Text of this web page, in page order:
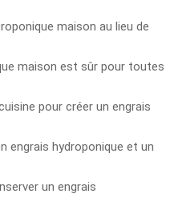
maison au lieu de
maison est sûr pour toutes
pour créer un engrais
engrais hydroponique et un
un engrais